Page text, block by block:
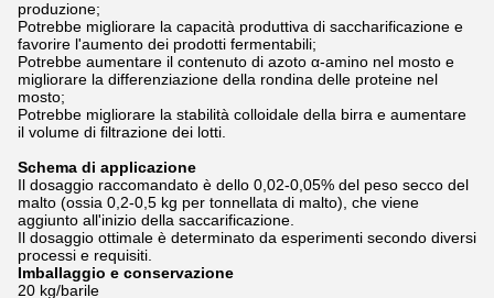
produzione;
Potrebbe migliorare la capacità produttiva di saccharificazione e
favorire l'aumento dei prodotti fermentabili;
Potrebbe aumentare il contenuto di azoto α-amino nel mosto e
migliorare la differenziazione della rondina delle proteine nel
mosto;
Potrebbe migliorare la stabilità colloidale della birra e aumentare
il volume di filtrazione dei lotti.
Schema di applicazione
Il dosaggio raccomandato è dello 0,02-0,05% del peso secco del
malto (ossia 0,2-0,5 kg per tonnellata di malto), che viene
aggiunto all'inizio della saccarificazione.
Il dosaggio ottimale è determinato da esperimenti secondo diversi
processi e requisiti.
Imballaggio e conservazione
20 kg/barile